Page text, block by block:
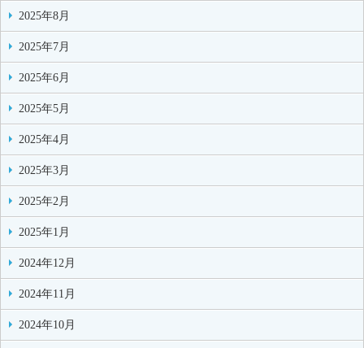
2025年8月
2025年7月
2025年6月
2025年5月
2025年4月
2025年3月
2025年2月
2025年1月
2024年12月
2024年11月
2024年10月